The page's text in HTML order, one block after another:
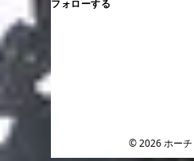
フォローする
© 2026 ホーチ